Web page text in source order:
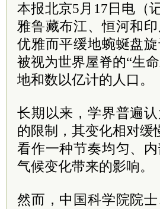
本报北京5月17日电（
雅鲁藏布江、恒河和
优雅而平缓地蜿蜒盘
被视为世界屋脊的“生
地和数以亿计的人口。
长期以来，学界普遍
的限制，其变化相对缓
看作一种节奏均匀、
气候变化带来的影响。
然而，中国科学院院